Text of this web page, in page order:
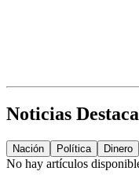
Noticias
Nación Política Dinero
No hay artículos